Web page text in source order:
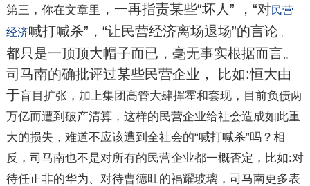
第三，你在文章里 ，一再指责某些“坏人” ，“对民营
经济喊打喊杀”，“让民营经济离场退场”的言论。
都只是一顶顶大帽子而已，毫无事实根据而言。
司马南的确批评过某些民营企业， 比如:恒大由
于盲目扩张，加上集团高管大肆挥霍和套现，目前负债两
万亿而遭到破产清算，这样的民营企业给社会造成如此重
大的损失，难道不应该遭到全社会的“喊打喊杀”吗？相
反，司马南也不是对所有的民营企业都一概否定，比如:对
待任正非的华为、对待曹德旺的福耀玻璃，司马南更多表